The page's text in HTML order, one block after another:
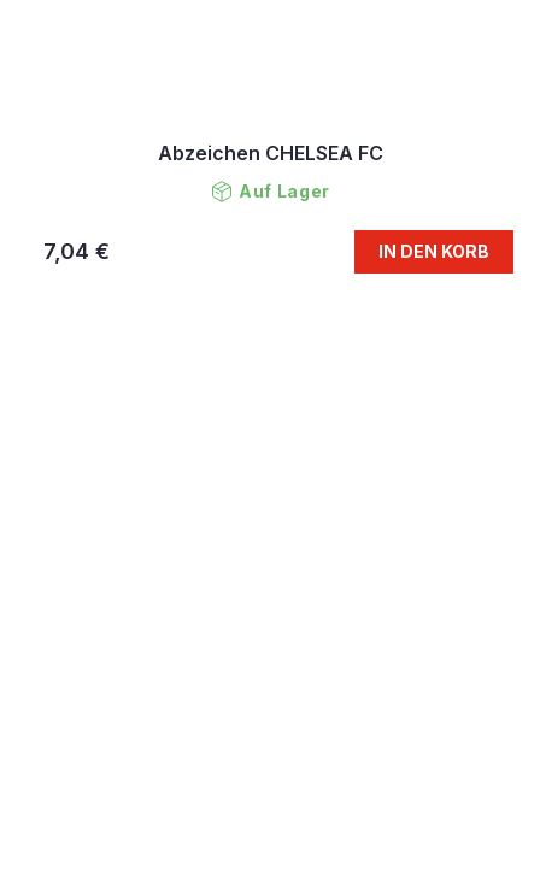
Abzeichen CHELSEA FC
Auf Lager
7,04 € IN DEN KORB